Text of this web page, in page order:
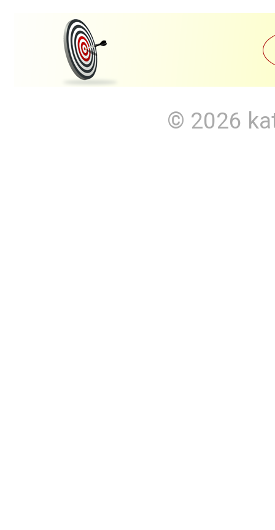
© 2026